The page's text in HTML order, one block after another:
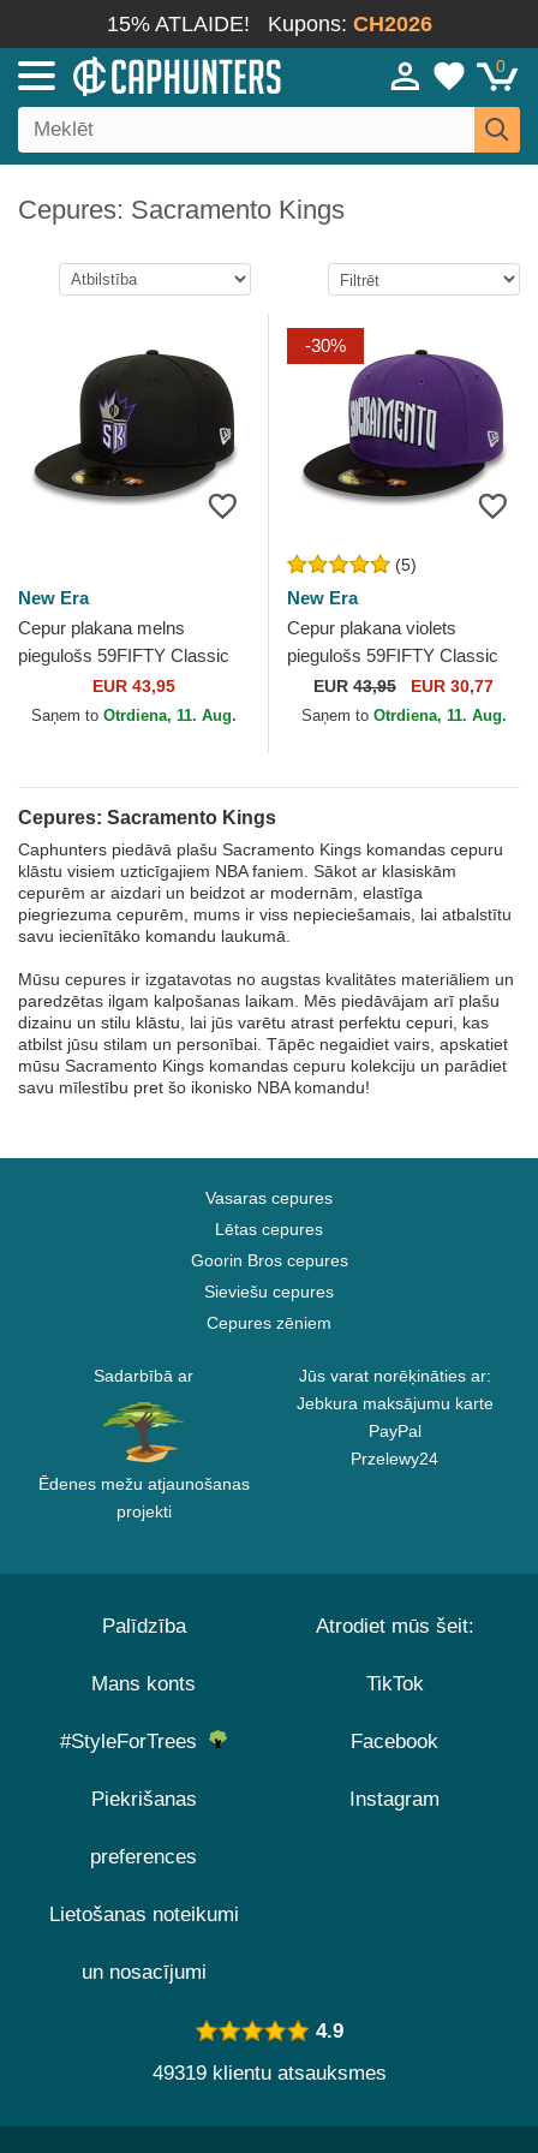
15% ATLAIDE! Kupons: CH2026
0
Cepures: Sacramento Kings
New Era
Cepur plakana melns
piegulošs 59FIFTY Classic
no Sacramento Kings NBA
no New Era
EUR 43,95
Saņem to Otrdiena, 11. Aug.
-30%
(5)
New Era
Cepur plakana violets
piegulošs 59FIFTY Classic
no Sacramento Kings NBA
no New Era
EUR 43,95 EUR 30,77
Saņem to Otrdiena, 11. Aug.
Cepures: Sacramento Kings
Caphunters piedāvā plašu Sacramento Kings komandas cepuru
klāstu visiem uzticīgajiem NBA faniem. Sākot ar klasiskām
cepurēm ar aizdari un beidzot ar modernām, elastīga
piegriezuma cepurēm, mums ir viss nepieciešamais, lai atbalstītu
savu iecienītāko komandu laukumā.
Mūsu cepures ir izgatavotas no augstas kvalitātes materiāliem un
paredzētas ilgam kalpošanas laikam. Mēs piedāvājam arī plašu
dizainu un stilu klāstu, lai jūs varētu atrast perfektu cepuri, kas
atbilst jūsu stilam un personībai. Tāpēc negaidiet vairs, apskatiet
mūsu Sacramento Kings komandas cepuru kolekciju un parādiet
savu mīlestību pret šo ikonisko NBA komandu!
Vasaras cepures
Lētas cepures
Goorin Bros cepures
Sieviešu cepures
Cepures zēniem
Sadarbībā ar
Ēdenes mežu atjaunošanas
projekti
Jūs varat norēķināties ar:
Jebkura maksājumu karte
PayPal
Przelewy24
Palīdzība
Mans konts
#StyleForTrees
Piekrišanas
preferences
Lietošanas noteikumi
un nosacījumi
Atrodiet mūs šeit:
TikTok
Facebook
Instagram
4.9
49319 klientu atsauksmes